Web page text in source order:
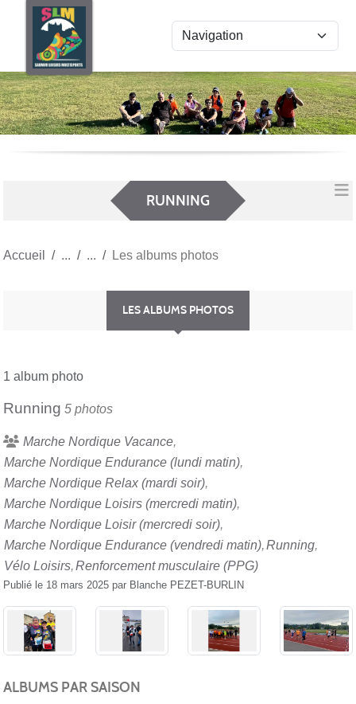
RUNNING
Accueil Les albums photos
LES ALBUMS PHOTOS
1 album photo
Running 5 photos
Marche Nordique Vacance
Marche Nordique Endurance (lundi matin)
Marche Nordique Relax (mardi soir)
Marche Nordique Loisirs (mercredi matin)
Marche Nordique Loisir (mercredi soir)
Marche Nordique Endurance (vendredi matin) Running
Vélo Loisirs Renforcement musculaire (PPG)
Publié le 18 mars 2025 par Blanche PEZET-BURLIN
ALBUMS PAR SAISON
Panneau de gestion des cookies